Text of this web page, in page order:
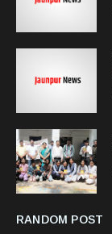
RANDOM POST